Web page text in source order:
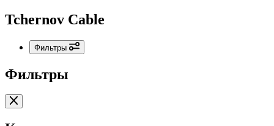
Tchernov Cable
Фильтры
Фильтры